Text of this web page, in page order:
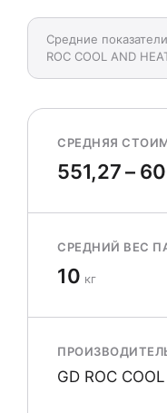
Средние
ROC COOL AND
СРЕДНЯЯ
551,27 –
СРЕДНИЙ ВЕС
10 кг
GD ROC